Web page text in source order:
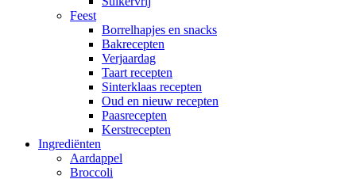
Feest
Borrelhapjes en snacks
Bakrecepten
Verjaardag
Taart recepten
Sinterklaas recepten
Oud en nieuw recepten
Paasrecepten
Kerstrecepten
Ingrediënten
Aardappel
Broccoli